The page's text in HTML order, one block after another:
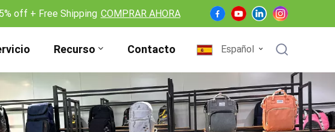
off + Free Shipping COMPRAR AHORA
Recurso Contacto Español
English
Français